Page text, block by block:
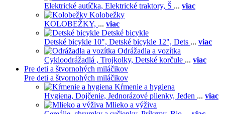
Elektrické autíčka, Elektrické traktory, Š ... viac
Kolobežky
KOLOBEŽKY, ... viac
Detské bicykle
Detské bicykle 10", Detské bicykle 12", Dets ... viac
Odrážadla a vozítka
Cykloodrážadlá , Trojkolky, Detské korčule ... viac
Pre deti a štvornohých miláčikov
Pre deti a štvornohých miláčikov
Kŕmenie a hygiena
Hygiena, Dojčenie, Jednorázové plienky, Jeden ... viac
Mlieko a výživa